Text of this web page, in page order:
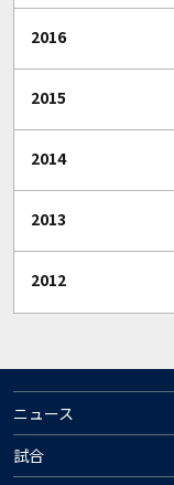
2016
2015
2014
2013
2012
ニュース
試合